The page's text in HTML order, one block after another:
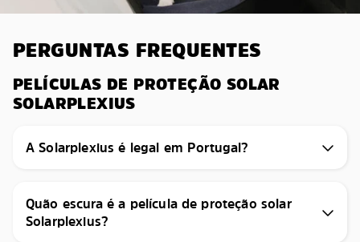
PERGUNTAS FREQUENTES
PELÍCULAS DE PROTEÇÃO SOLAR
SOLARPLEXIUS
A Solarplexius é legal em Portugal?
Quão escura é a película de proteção solar
Solarplexius?